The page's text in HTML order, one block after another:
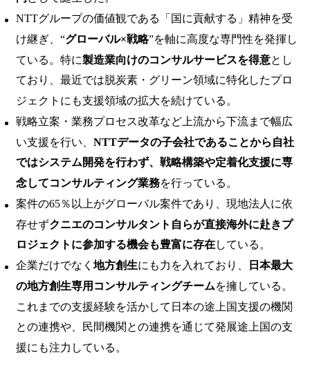
NTTグループの価値観である「国に貢献する」精神を受
け継ぎ、“グローバル×戦略”を軸に高度な専門性を発揮し
ている。特に製造業向けのコンサルサービスを得意とし
ており、最近では脱炭素・グリーン領域に特化したプロ
ジェクトにも支援領域の拡大を続けている。
戦略立案・業務プロセス改革など上流から下流まで幅広
い支援を行い、 NTTデータの子会社であることから自社
ではシステム開発を行わず、戦略構築や定着化支援に専
念してコンサルティング業務を行っている。
案件の65％以上がグローバル案件であり、現地法人に依
存せずクニエのコンサルタント自らが直接海外に赴きプ
ロジェクトに参加する機会も豊富に存在している。
企業だけでなく 地方創生にも力を入れており、
日本最大
の地方創生専用コンサルティングチームを擁している。
これまでの支援経験を活かして日本の途上国支援の機関
との連携や、民間機関との連携を通じて発展途上国の支
援にも注力している。